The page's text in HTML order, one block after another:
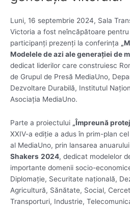
Luni, 16 septembrie 2024, Sala
Victoria a fost neîncăpătoare
participanți prezenți la conferința
Modelele de azi ale generației de
dedicat liderilor care construiesc
de Grupul de Presă MediaUno,
Dezvoltare Durabilă, Institutul
Asociația MediaUno.
Parte a proiectului „Împreună
XXIV-a ediție a adus în prim-plan
al MediaUno, prin lansarea
Shakers 2024, dedicat modelelor
importante domenii socio-
Diplomație, Securitate națională,
Agricultură, Sănătate, Social,
Transporturi, Industrie,